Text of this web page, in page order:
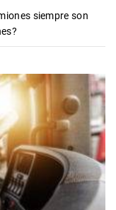
siempre son